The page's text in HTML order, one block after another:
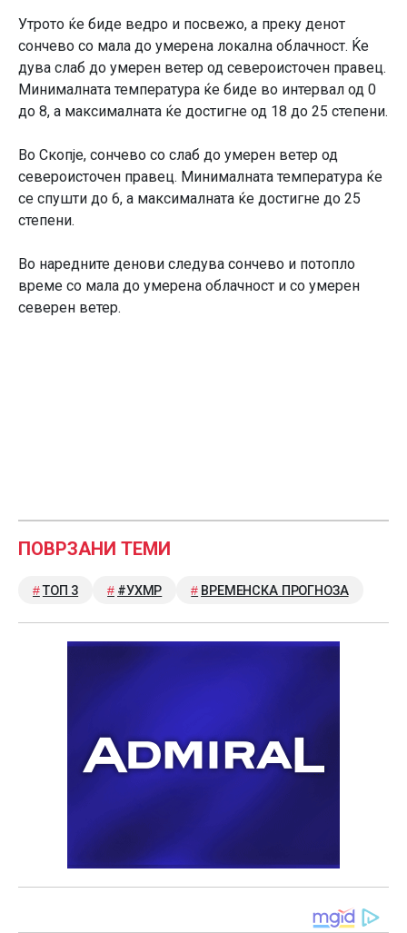
Утрото ќе биде ведро и посвежо, а преку денот
сончево со мала до умерена локална облачност. Ќе
дува слаб до умерен ветер од североисточен правец.
Минималната температура ќе биде во интервал од 0
до 8, а максималната ќе достигне од 18 до 25 степени.
Во Скопје, сончево со слаб до умерен ветер од
североисточен правец. Минималната температура ќе
се спушти до 6, а максималната ќе достигне до 25
степени.
Во наредните денови следува сончево и потопло
време со мала до умерена облачност и со умерен
северен ветер.
ПОВРЗАНИ ТЕМИ
ТОП 3 #УХМР ВРЕМЕНСКА ПРОГНОЗА